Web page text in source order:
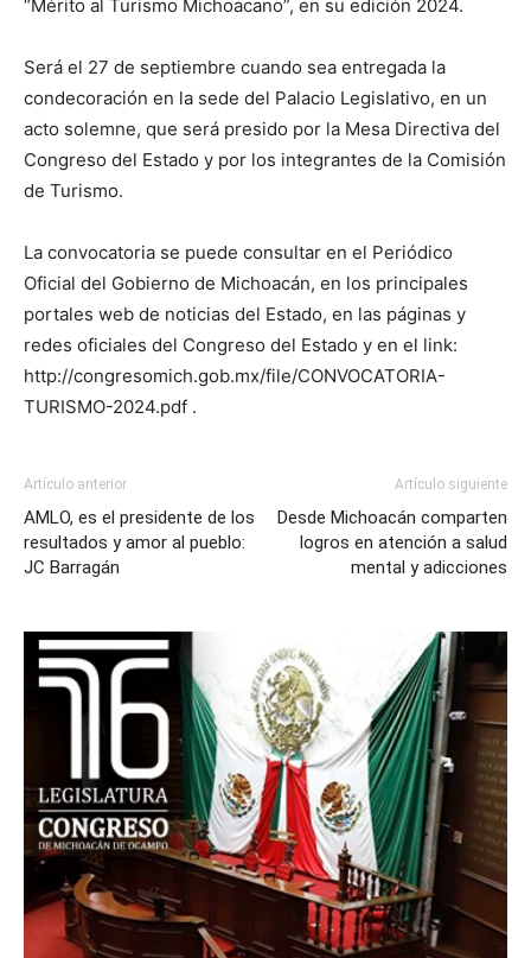
“Mérito al Turismo Michoacano”, en su edición 2024.
Será el 27 de septiembre cuando sea entregada la
condecoración en la sede del Palacio Legislativo, en un
acto solemne, que será presido por la Mesa Directiva del
Congreso del Estado y por los integrantes de la Comisión
de Turismo.
La convocatoria se puede consultar en el Periódico
Oficial del Gobierno de Michoacán, en los principales
portales web de noticias del Estado, en las páginas y
redes oficiales del Congreso del Estado y en el link:
http://congresomich.gob.mx/file/CONVOCATORIA-
TURISMO-2024.pdf .
Artículo anterior
AMLO, es el presidente de los
resultados y amor al pueblo:
JC Barragán
Artículo siguiente
Desde Michoacán comparten
logros en atención a salud
mental y adicciones